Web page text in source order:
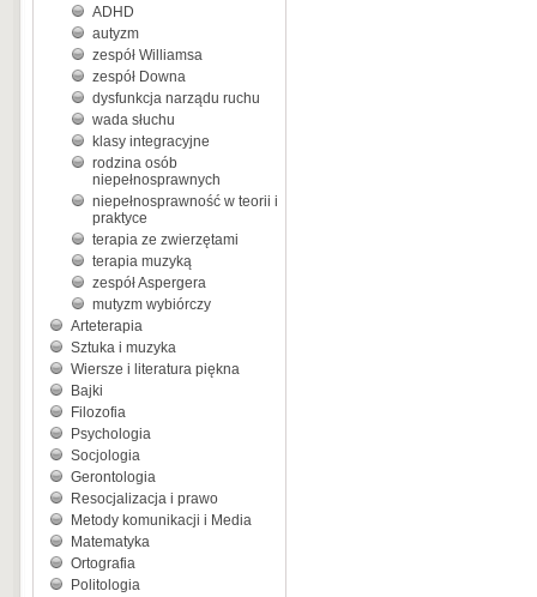
ADHD
autyzm
zespół Williamsa
zespół Downa
dysfunkcja narządu ruchu
wada słuchu
klasy integracyjne
rodzina osób
niepełnosprawnych
niepełnosprawność w teorii i
praktyce
terapia ze zwierzętami
terapia muzyką
zespół Aspergera
mutyzm wybiórczy
Arteterapia
Sztuka i muzyka
Wiersze i literatura piękna
Bajki
Filozofia
Psychologia
Socjologia
Gerontologia
Resocjalizacja i prawo
Metody komunikacji i Media
Matematyka
Ortografia
Politologia